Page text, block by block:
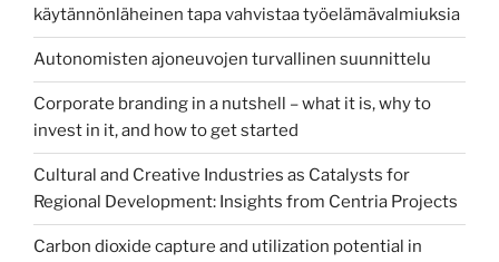
käytännönläheinen tapa vahvistaa työelämävalmiuksia
Autonomisten ajoneuvojen turvallinen suunnittelu
Corporate branding in a nutshell – what it is, why to
invest in it, and how to get started
Cultural and Creative Industries as Catalysts for
Regional Development: Insights from Centria Projects
Carbon dioxide capture and utilization potential in